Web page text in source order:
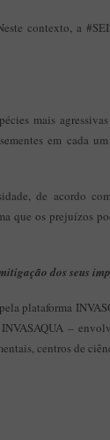
contexto, a
mais
em cada
de acordo
que os prejuízos
dos seus
plataforma
–
centros de